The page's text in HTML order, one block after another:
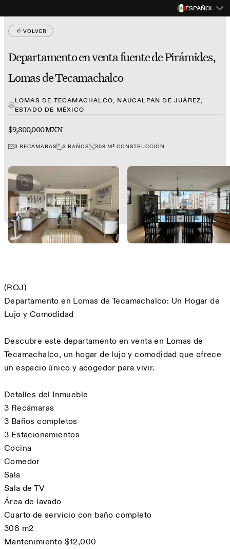
ESPAÑOL
VOLVER
Departamento en venta fuente de Pirámides,
Lomas de Tecamachalco
LOMAS DE TECAMACHALCO, NAUCALPAN DE JUÁREZ,
ESTADO DE MÉXICO
$9,800,000 MXN
3 RECÁMARAS 3 BAÑOS 308 M² CONSTRUCCIÓN
PREVIOUS SLIDE
Descripción
(ROJ)
Departamento en Lomas de Tecamachalco: Un Hogar de
Lujo y Comodidad
Descubre este departamento en venta en Lomas de
Tecamachalco, un hogar de lujo y comodidad que ofrece
un espacio único y acogedor para vivir.
Detalles del Inmueble
3 Recámaras
3 Baños completos
3 Estacionamientos
Cocina
Comedor
Sala
Sala de TV
Área de lavado
Cuarto de servicio con baño completo
308 m2
Mantenimiento $12,000